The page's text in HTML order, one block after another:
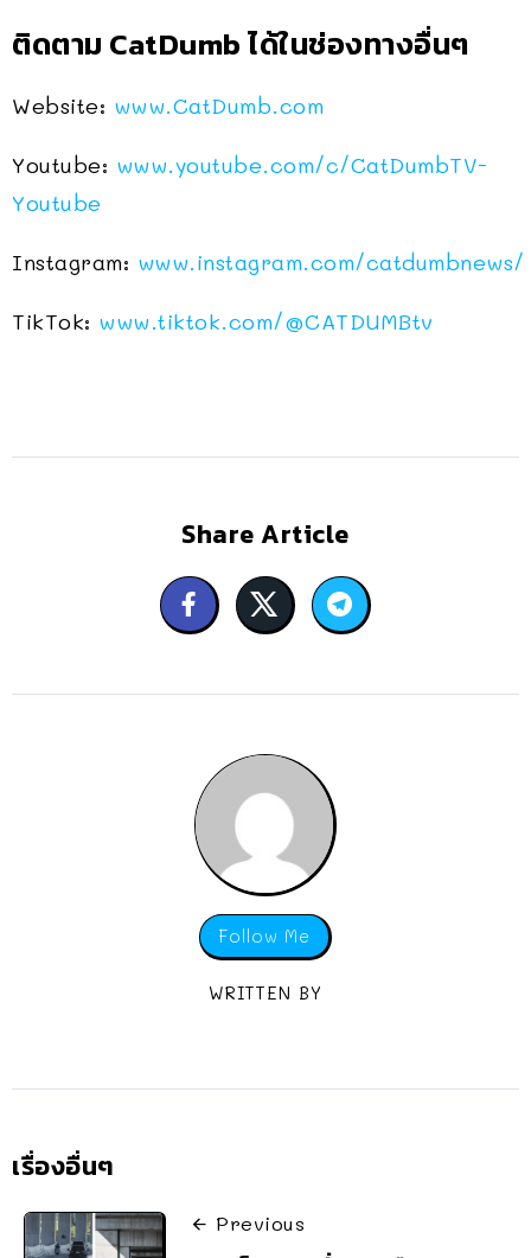
ติดตาม CatDumb ได้ในช่องทางอื่นๆ
Website: www.CatDumb.com
Youtube: www.youtube.com/c/CatDumbTV-
Youtube
Instagram: www.instagram.com/catdumbnews/
TikTok: www.tiktok.com/@CATDUMBtv
Share Article
Follow Me
WRITTEN BY
เรื่องอื่นๆ
Previous